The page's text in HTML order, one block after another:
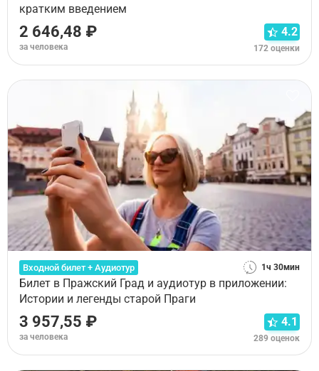
кратким введением
2 646,48 ₽
за человека
4.2
172 оценки
Входной билет + Аудиотур 1ч 30мин
Билет в Пражский Град и аудиотур в приложении:
Истории и легенды старой Праги
3 957,55 ₽
за человека
4.1
289 оценок